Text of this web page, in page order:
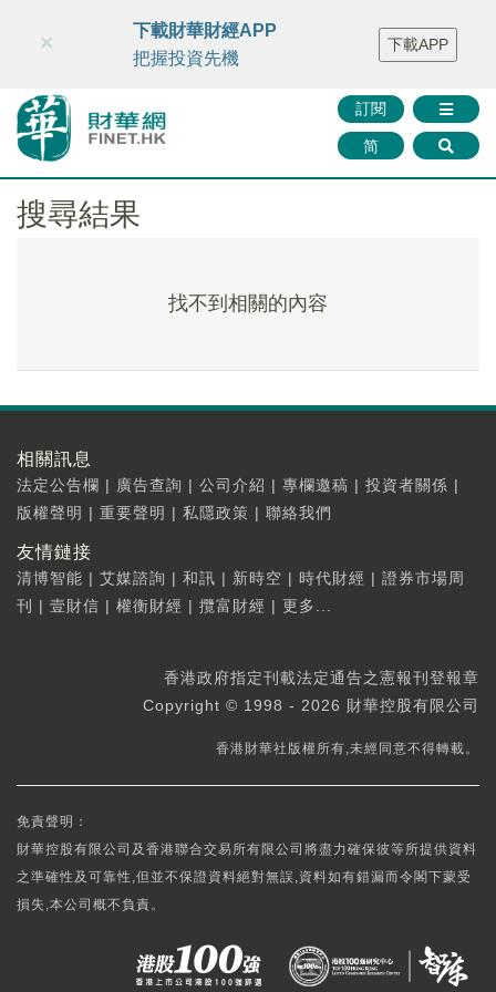
財華智庫網 FINTV FINMETA 財華證券 媒體矩陣
智庫沙龍
聯絡我們
訂閱
简
×
下載財華財經APP
把握投資先機
下載APP
搜尋結果
找不到相關的內容
相關訊息
法定公告欄 | 廣告查詢 | 公司介紹 | 專欄邀稿 | 投資者關係 |
版權聲明 | 重要聲明 | 私隱政策 | 聯絡我們
友情鏈接
清博智能 | 艾媒諮詢 | 和訊 | 新時空 | 時代財經 | 證券市場周
刊
| 壹財信 | 權衡財經 | 攬富財經 | 更多...
香港政府指定刊載法定通告之憲報刊登報章
Copyright © 1998 - 2026 財華控股有限公司
香港財華社版權所有,未經同意不得轉載。
免責聲明：
財華控股有限公司及香港聯合交易所有限公司將盡力確保彼等所提供資料
之準確性及可靠性,但並不保證資料絕對無誤,資料如有錯漏而令閣下蒙受
損失,本公司概不負責。